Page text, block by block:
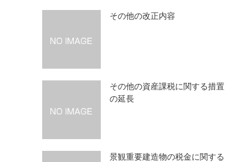
その他の改正内容
その他の資産課税に関する措置
の延長
景観重要建造物の税金に関する